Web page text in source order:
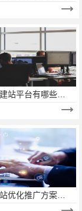
有什么不同?
站平台有哪些优
优化推广方案有